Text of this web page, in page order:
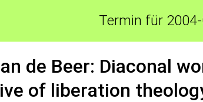
Termin für
de Beer: Diaconal
of liberation